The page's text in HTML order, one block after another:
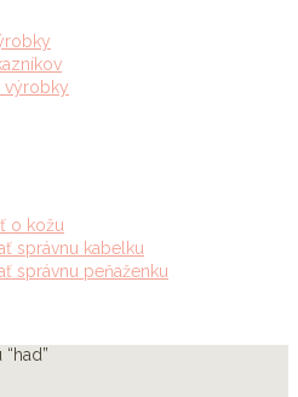
výrobky
o kožu
správnu kabelku
správnu peňaženku